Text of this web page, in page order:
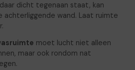
dicht tegenaan staat, kan
achterliggende wand. Laat ruimte
moet lucht niet alleen
maar ook rondom nat